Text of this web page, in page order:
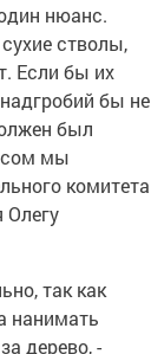
нюанс.
стволы,
Если бы их
бы не
был
мы
комитета
Олегу
так как
нанимать
дерево, -